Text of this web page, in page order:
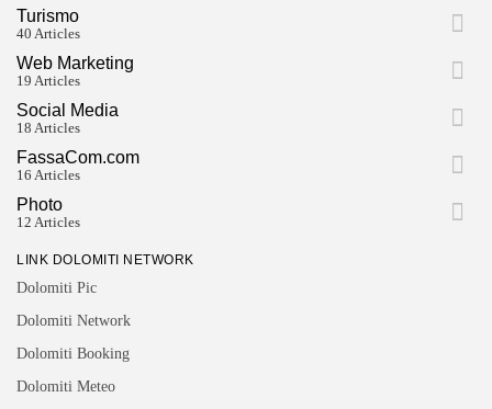
Turismo
40 Articles
Web Marketing
19 Articles
Social Media
18 Articles
FassaCom.com
16 Articles
Photo
12 Articles
LINK DOLOMITI NETWORK
Dolomiti Pic
Dolomiti Network
Dolomiti Booking
Dolomiti Meteo